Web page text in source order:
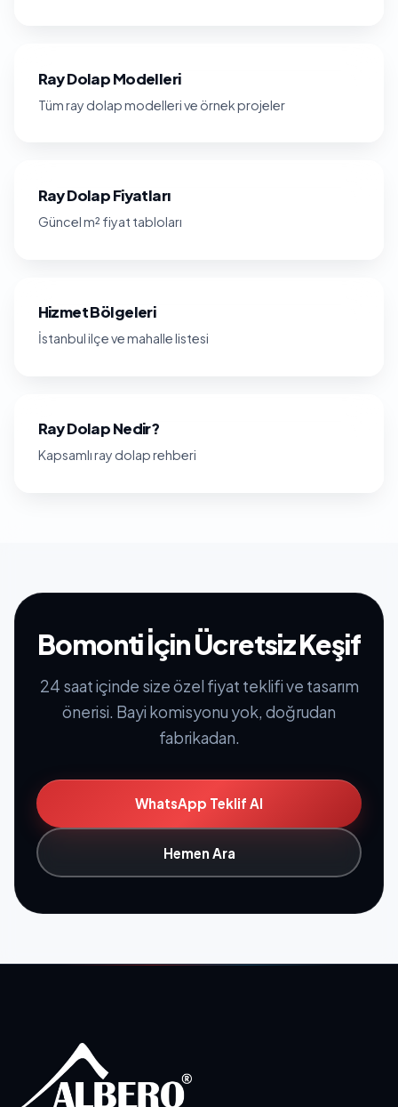
Ray Dolap Modelleri
Tüm ray dolap modelleri ve örnek projeler
Ray Dolap Fiyatları
Güncel m² fiyat tabloları
Hizmet Bölgeleri
İstanbul ilçe ve mahalle listesi
Ray Dolap Nedir?
Kapsamlı ray dolap rehberi
Bomonti İçin Ücretsiz Keşif
24 saat içinde size özel fiyat teklifi ve tasarım
önerisi. Bayi komisyonu yok, doğrudan
fabrikadan.
WhatsApp Teklif Al
Hemen Ara